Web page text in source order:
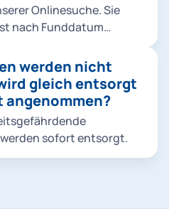
Onlinesuche. Sie
nach Funddatum
Sie die Fundsache
auf den Button "Suche
aus dem Suchergebnis
durch Eingabe
Um nähere
klicken Sie Ihr
werden nicht
gleich entsorgt
sofort entsorgt.